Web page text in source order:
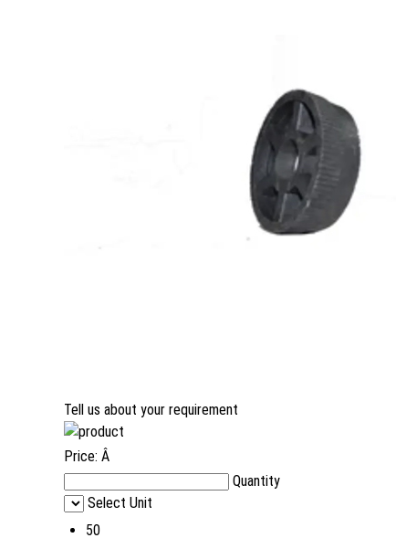
Tell us about your requirement
Price: Â
Quantity
Select Unit
50